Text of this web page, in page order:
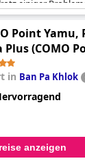
einiger
haben die Gäste
Erlebnis an
ist der Strand
einem Aufenthalt
Point Yamu,
Plus (COMO
in Ban Pa Khlok
anzeigen